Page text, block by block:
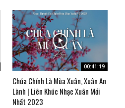
00:41:19
Chúa Chính Là Mùa Xuân, Xuân An
Lành | Liên Khúc Nhạc Xuân Mới
Nhất 2023